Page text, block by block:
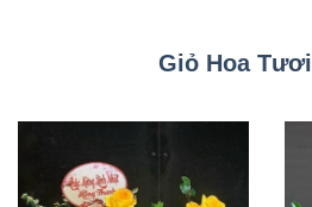
Giỏ Hoa Tươi